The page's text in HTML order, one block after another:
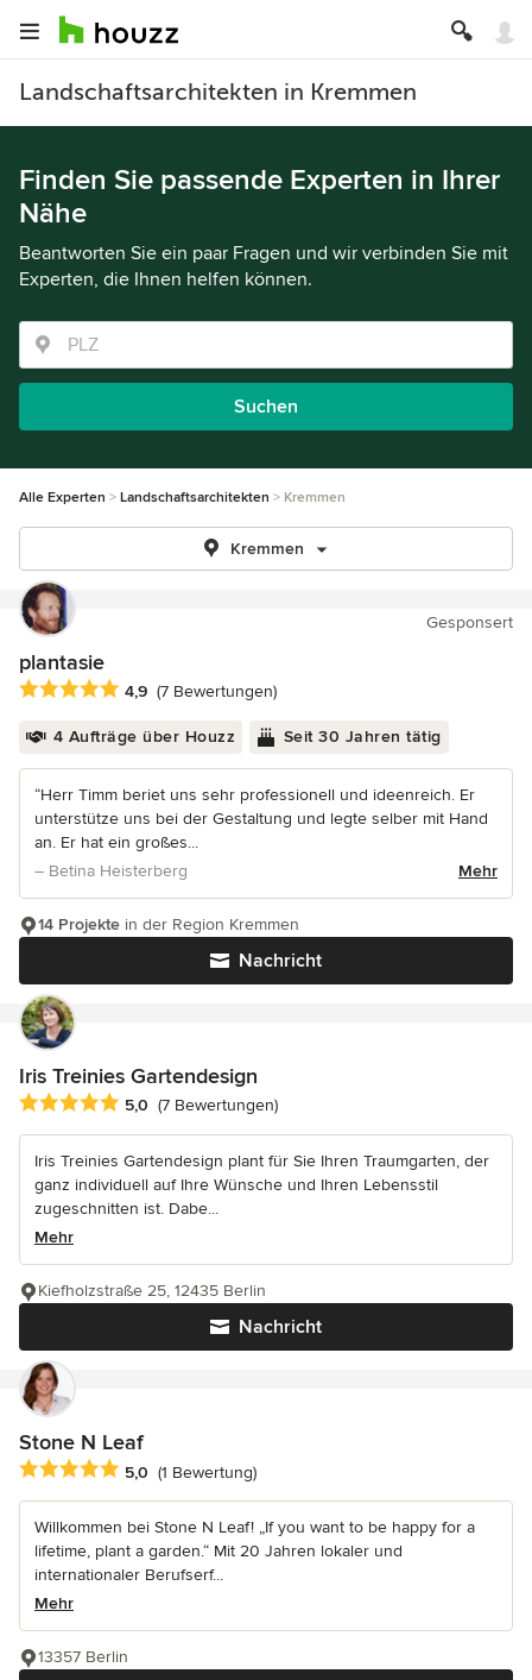
Landschaftsarchitekten in Kremmen
Finden Sie passende Experten in Ihrer
Nähe
Beantworten Sie ein paar Fragen und wir verbinden Sie mit
Experten, die Ihnen helfen können.
Suchen
Alle Experten Landschaftsarchitekten Kremmen
Kremmen
Gesponsert
plantasie
Durchschnittliche Bewertung: 4.9 von 5 Sternen
4,9 (7 Bewertungen)
4 Aufträge über Houzz Seit 30 Jahren tätig
“Herr Timm beriet uns sehr professionell und ideenreich. Er
unterstütze uns bei der Gestaltung und legte selber mit Hand
an. Er hat ein großes...
– Betina Heisterberg
Mehr
Nachricht
14 Projekte in der Region Kremmen
Iris Treinies Gartendesign
Durchschnittliche Bewertung: 5 von 5 Sternen
5,0 (7 Bewertungen)
Iris Treinies Gartendesign plant für Sie Ihren Traumgarten, der
ganz individuell auf Ihre Wünsche und Ihren Lebensstil
zugeschnitten ist. Dabe...
Mehr
Nachricht
Kiefholzstraße 25, 12435 Berlin
Stone N Leaf
Durchschnittliche Bewertung: 5 von 5 Sternen
5,0 (1 Bewertung)
Willkommen bei Stone N Leaf! „If you want to be happy for a
lifetime, plant a garden.“ Mit 20 Jahren lokaler und
internationaler Berufserf...
Mehr
13357 Berlin